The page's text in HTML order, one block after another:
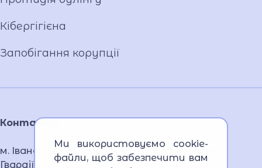
Контакти
м. Івано-Франківськ, 76005, вул. Національної
Гвардії, 3
Кібергігієна
Запобігання корупції
Ми використовуємо cookie-
файли, щоб забезпечити вам